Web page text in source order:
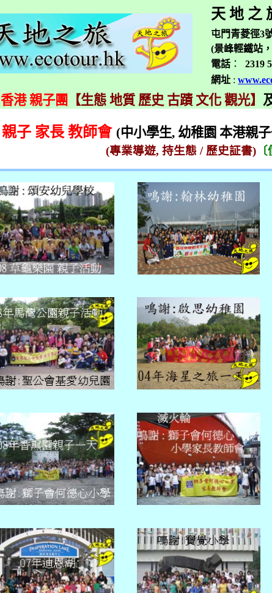
天 地 之
屯門青菱徑3
(景峰輕鐵站
電話 ： 2319
網址 :
香港 親子團 【生態 地質 歷史 古蹟 文化 觀光】
親子 家長 教師會 (中小學生, 幼稚園 本港親
(專業導遊, 持生態 / 歷史証書)